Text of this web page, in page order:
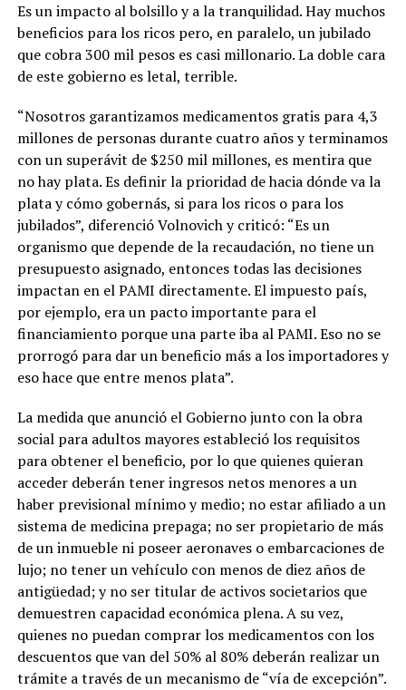
Es un impacto al bolsillo y a la tranquilidad. Hay muchos
beneficios para los ricos pero, en paralelo, un jubilado
que cobra 300 mil pesos es casi millonario. La doble cara
de este gobierno es letal, terrible.
“Nosotros garantizamos medicamentos gratis para 4,3
millones de personas durante cuatro años y terminamos
con un superávit de $250 mil millones, es mentira que
no hay plata. Es definir la prioridad de hacia dónde va la
plata y cómo gobernás, si para los ricos o para los
jubilados”, diferenció Volnovich y criticó: “Es un
organismo que depende de la recaudación, no tiene un
presupuesto asignado, entonces todas las decisiones
impactan en el PAMI directamente. El impuesto país,
por ejemplo, era un pacto importante para el
financiamiento porque una parte iba al PAMI. Eso no se
prorrogó para dar un beneficio más a los importadores y
eso hace que entre menos plata”.
La medida que anunció el Gobierno junto con la obra
social para adultos mayores estableció los requisitos
para obtener el beneficio, por lo que quienes quieran
acceder deberán tener ingresos netos menores a un
haber previsional mínimo y medio; no estar afiliado a un
sistema de medicina prepaga; no ser propietario de más
de un inmueble ni poseer aeronaves o embarcaciones de
lujo; no tener un vehículo con menos de diez años de
antigüedad; y no ser titular de activos societarios que
demuestren capacidad económica plena. A su vez,
quienes no puedan comprar los medicamentos con los
descuentos que van del 50% al 80% deberán realizar un
trámite a través de un mecanismo de “vía de excepción”.